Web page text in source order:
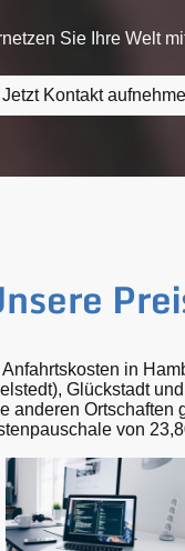
Sie Ihre Welt
Jetzt Kontakt
in
Glückstadt
anderen Ortschaften
von